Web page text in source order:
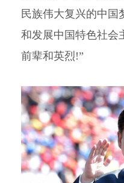
民族伟大复兴的中国
和发展中国特色社会
前辈和英烈!”